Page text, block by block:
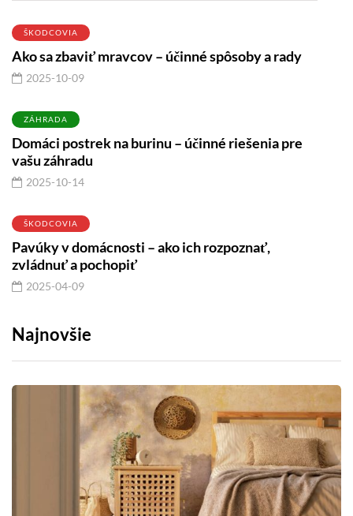
ŠKODCOVIA
Ako sa zbaviť mravcov – účinné spôsoby a rady
2025-10-09
ZÁHRADA
Domáci postrek na burinu – účinné riešenia pre
vašu záhradu
2025-10-14
ŠKODCOVIA
Pavúky v domácnosti – ako ich rozpoznať,
zvládnuť a pochopiť
2025-04-09
Najnovšie